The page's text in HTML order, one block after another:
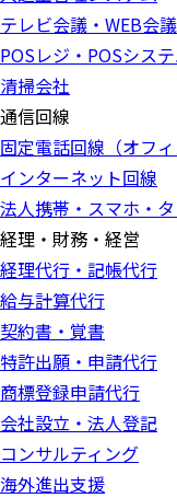
テレビ会議・WEB会
POSレジ・POSシス
清掃会社
通信回線
固定電話回線（オフィ
インターネット回線
法人携帯・スマホ・
経理・財務・経営
経理代行・記帳代行
給与計算代行
契約書・覚書
特許出願・申請代行
商標登録申請代行
会社設立・法人登記
コンサルティング
海外進出支援